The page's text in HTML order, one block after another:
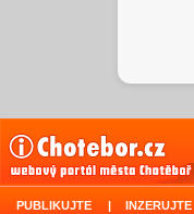
PUBLIKUJTE | INZERUJTE